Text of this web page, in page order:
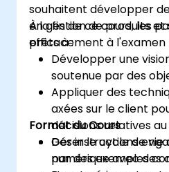
souhaitent développer
en gestion de produits
efficacement à l'examen
À la fin de ce cours, les
prêts à :
Développer une
soutenue par des
Appliquer des
axées sur le client
décisions relatives
Gérer le cycle de vie
numérique avec des
Format du Cours
Des instructions
par des exemples